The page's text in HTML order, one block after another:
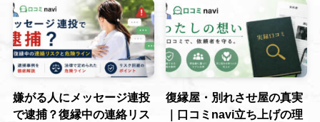
嫌がる人にメッセージ連投
で逮捕？復縁中の連絡リス
復縁屋・別れさせ屋の真実
｜口コミnavi立ち上げの理